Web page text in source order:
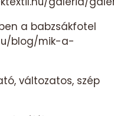
a babzsákfotel
blog/mik-a-
változatos, szép